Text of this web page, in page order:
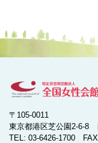
〒105-0011
東京都港区芝公園2-6-8
TEL: 03-6426-1700 FAX